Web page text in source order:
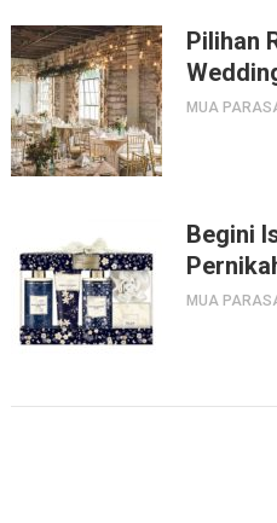
Pilihan
MUA
Begini
MUA